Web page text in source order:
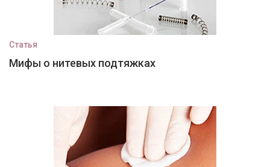
Статья
Мифы о нитевых подтяжках